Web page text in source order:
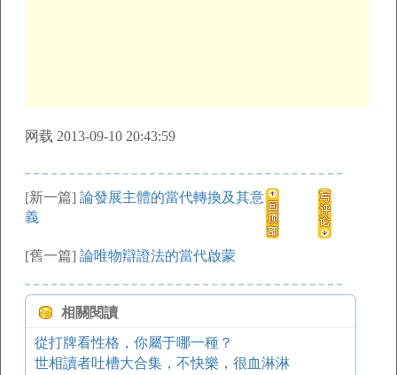
网载 2013-09-10 20:43:59
[新一篇] 論發展主體的當代轉換及其意
義
[舊一篇] 論唯物辯證法的當代啟蒙
相關閱讀
從打牌看性格，你屬于哪一種？
世相讀者吐槽大合集，不快樂，很血淋淋